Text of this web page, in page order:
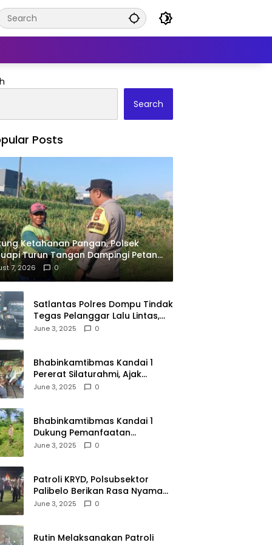
Search
Posts
Ketahanan Pangan, Polsek
Turun Tangan Dampingi Petani
Karang Bongkot
7, 2026 0
Satlantas Polres Dompu Tindak
Tegas Pelanggar Lalu Lintas,
Mobil Bodong, dan Kendaraan
June 3, 2025 0
Bhabinkamtibmas Kandai 1
Pererat Silaturahmi, Ajak
Warga Jaga Keamanan
June 3, 2025 0
Bhabinkamtibmas Kandai 1
Dukung Pemanfaatan
Pekarangan untuk Ketahanan
June 3, 2025 0
Patroli KRYD, Polsubsektor
Palibelo Berikan Rasa Nyaman
Bagi Masyarakat dan
June 3, 2025 0
Rutin Melaksanakan Patroli